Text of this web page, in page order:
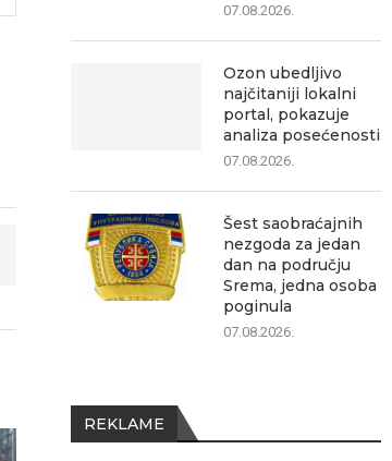
07.08.2026.
Ozon ubedljivo
najčitaniji lokalni
portal, pokazuje
analiza posećenosti
07.08.2026.
Šest saobraćajnih
nezgoda za jedan
dan na području
Srema, jedna osoba
poginula
07.08.2026.
REKLAME